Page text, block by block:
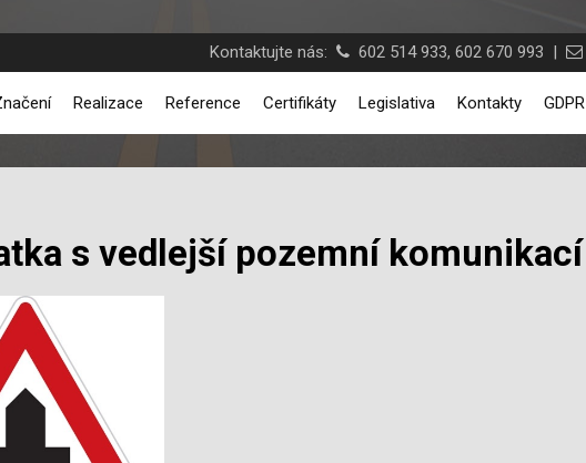
Kontaktujte nás: 602 514 933, 602 670 993 |
Realizace Reference Certifikáty Legislativa Kontakty GDPR
s vedlejší pozemní komunikací